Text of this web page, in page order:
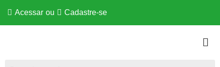
Acessar ou Cadastre-se